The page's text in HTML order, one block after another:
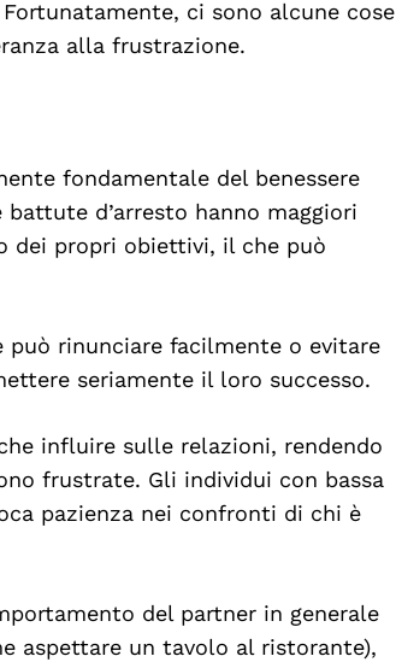
ci sono alcune cose
alla frustrazione.
fondamentale del benessere
d’arresto hanno maggiori
dei propri obiettivi, il che può
rinunciare facilmente o evitare
seriamente il loro successo.
influire sulle relazioni, rendendo
frustrate. Gli individui con bassa
pazienza nei confronti di chi è
del partner in generale
aspettare un tavolo al ristorante),